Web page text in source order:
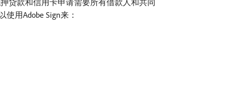
贷款和信用卡申请需要所有借款人和共同
用Adobe Sign来：